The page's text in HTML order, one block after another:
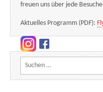
freuen uns über jede
Aktuelles Programm (PDF):
Suchen nach: